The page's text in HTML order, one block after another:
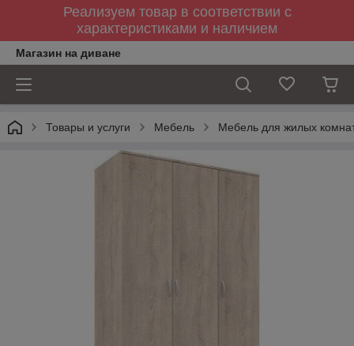
Реализуем товар в соответствии с
характеристиками и наличием
Магазин на диване
Товары и услуги Мебель Мебель для жилых